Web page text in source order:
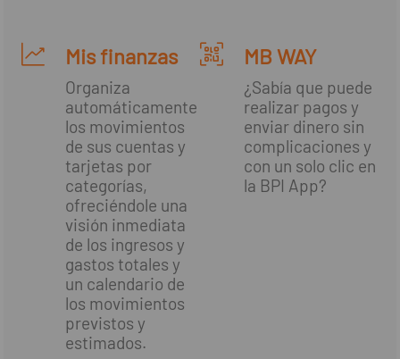
Mis finanzas
Organiza
automáticamente
los movimientos
de sus cuentas y
tarjetas por
categorías,
ofreciéndole una
visión inmediata
de los ingresos y
gastos totales y
un calendario de
los movimientos
previstos y
estimados.
MB WAY
¿Sabía que puede
realizar pagos y
enviar dinero sin
complicaciones y
con un solo clic en
la BPI App?